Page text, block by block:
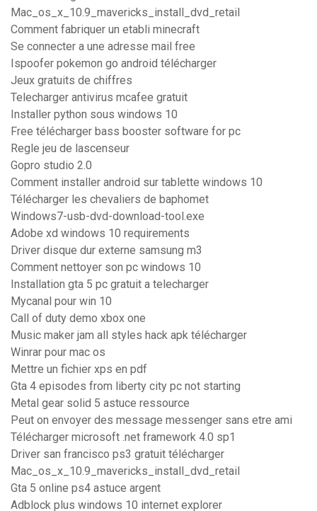
Mac_os_x_10.9_mavericks_install_dvd_retail
Comment fabriquer un etabli minecraft
Se connecter a une adresse mail free
Ispoofer pokemon go android télécharger
Jeux gratuits de chiffres
Telecharger antivirus mcafee gratuit
Installer python sous windows 10
Free télécharger bass booster software for pc
Regle jeu de lascenseur
Gopro studio 2.0
Comment installer android sur tablette windows 10
Télécharger les chevaliers de baphomet
Windows7-usb-dvd-download-tool.exe
Adobe xd windows 10 requirements
Driver disque dur externe samsung m3
Comment nettoyer son pc windows 10
Installation gta 5 pc gratuit a telecharger
Mycanal pour win 10
Call of duty demo xbox one
Music maker jam all styles hack apk télécharger
Winrar pour mac os
Mettre un fichier xps en pdf
Gta 4 episodes from liberty city pc not starting
Metal gear solid 5 astuce ressource
Peut on envoyer des message messenger sans etre ami
Télécharger microsoft .net framework 4.0 sp1
Driver san francisco ps3 gratuit télécharger
Mac_os_x_10.9_mavericks_install_dvd_retail
Gta 5 online ps4 astuce argent
Adblock plus windows 10 internet explorer